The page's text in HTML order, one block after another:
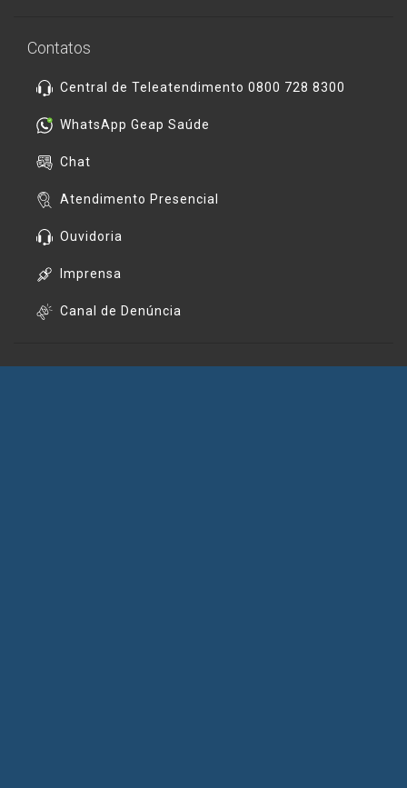
Contatos
Central de Teleatendimento 0800 728 8300
WhatsApp Geap Saúde
Chat
Atendimento Presencial
Ouvidoria
Imprensa
Canal de Denúncia